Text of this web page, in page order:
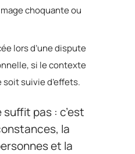
choquante ou
lors d’une dispute
si le contexte
soit suivie d’effets.
pas : c’est
la
et la